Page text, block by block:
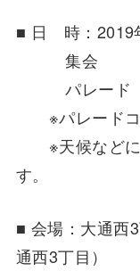
■ 日 時：2019
集会 10
パレード
※パレードコ
※天候などに
す。
■ 会場：大通西
通西3丁目）